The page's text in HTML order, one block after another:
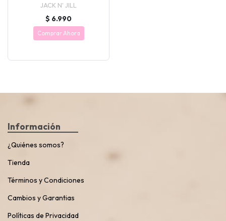
JACK N' JILL
$ 6.990
Comprar Ahora
Información
¿Quiénes somos?
Tienda
Términos y Condiciones
Cambios y Garantias
Políticas de Privacidad